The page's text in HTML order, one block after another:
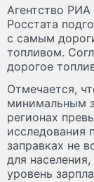
Агентство РИА
Росстата
с самым
топливом.
дорогое
Отмечается,
минимальным
регионах
исследования
заправках не
для
уровень